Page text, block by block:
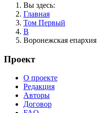
Вы здесь:
Главная
Том Первый
В
Воронежская епархия
Проект
О проекте
Редакция
Авторы
Договор